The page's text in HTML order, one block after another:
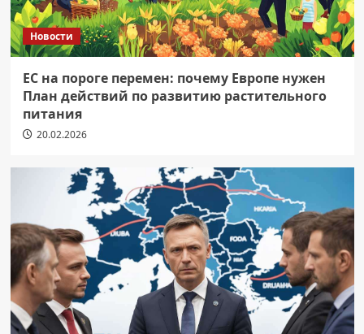
Новости
ЕС на пороге перемен: почему Европе нужен
План действий по развитию растительного
питания
20.02.2026